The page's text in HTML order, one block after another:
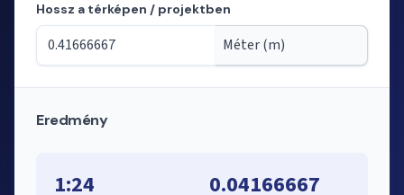
Mód: hosszak számítása a méretarányból
Hossz a térképen / projektben
Eredmény
1:24 0.04166667